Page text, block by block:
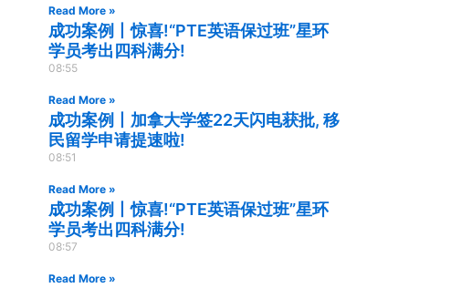
Read More »
成功案例丨惊喜!“PTE英语保过班”星环
学员考出四科满分!
08:55
Read More »
成功案例丨加拿大学签22天闪电获批, 移
民留学申请提速啦!
08:51
Read More »
成功案例丨惊喜!“PTE英语保过班”星环
学员考出四科满分!
08:57
Read More »